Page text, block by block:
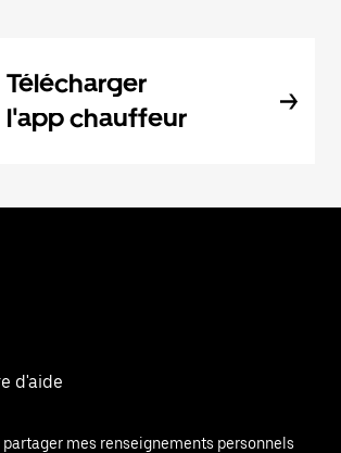
Télécharger
l'app chauffeur
d'aide
partager mes renseignements personnels